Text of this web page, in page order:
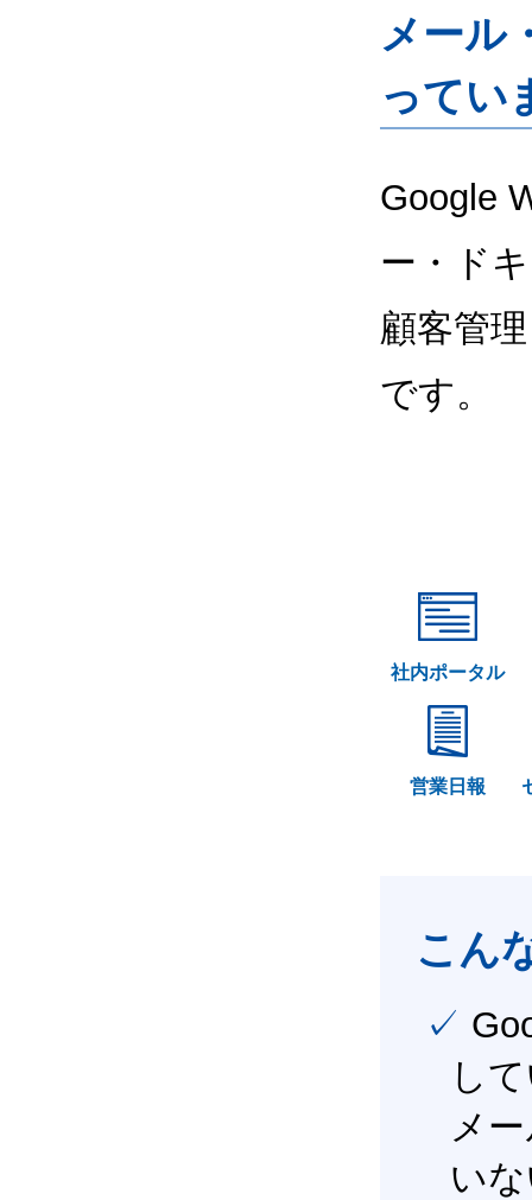
メール
ってい
Google
ー・ド
顧客管
です。
社内ポータル
営業日報
こん
✓ Google Workspace（旧G Suite） を社内で導入
し
メ
い